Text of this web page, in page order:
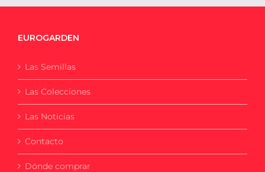
EUROGARDEN
Las Semillas
Las Colecciones
Las Noticias
Contacto
Dónde comprar